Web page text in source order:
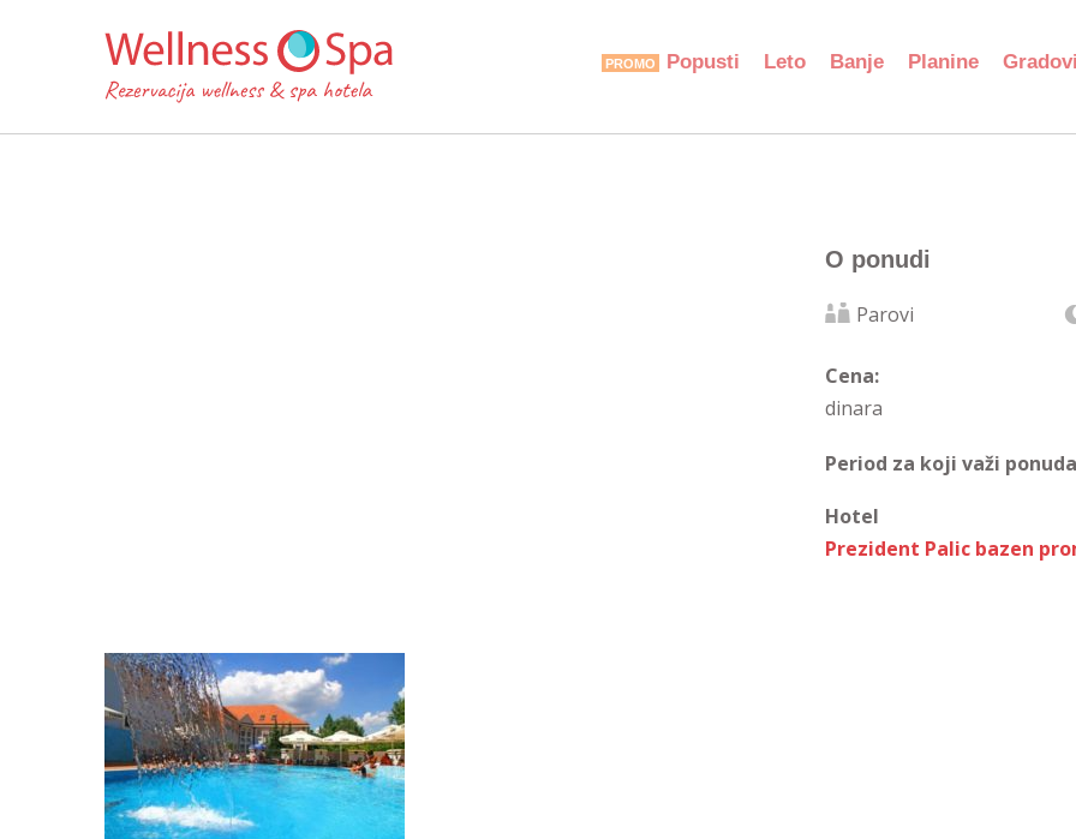
Popusti Leto Banje Planine
O ponudi
Parovi
Cena:
dinara
Period za koji važi
Hotel
Prezident Palic bazen